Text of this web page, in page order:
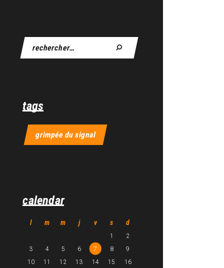
tags
grimpée du signal
calendar
l m m j v s d
1
2
3
4 5 6 7 8
9
10
11 12 13 14 15
16